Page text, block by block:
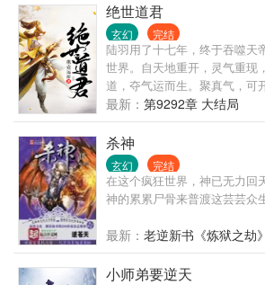
绝世道君
玄幻 完结
陆羽用了十七年，终于吞噬天
世界。自天地重开，灵气重现
道，夺气运而生。聚真气，可
练法术，可呼风唤雨，腾云驾
水。这一世，问鼎苍穹，猛虎
最新： 第9292章 大结局
杀神
玄幻 完结
在这个疯狂世界，神已无力回
神的累累尸骨来普渡这芸芸众生
最新： 老逆新书《炼狱之劫
小师弟要逆天